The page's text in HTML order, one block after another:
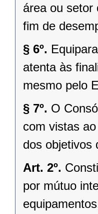
área ou setor
fim de
§ 6º.
atenta às
mesmo pelo
§ 7º. O
com vistas
dos objetivos
Art. 2º.
por mútuo